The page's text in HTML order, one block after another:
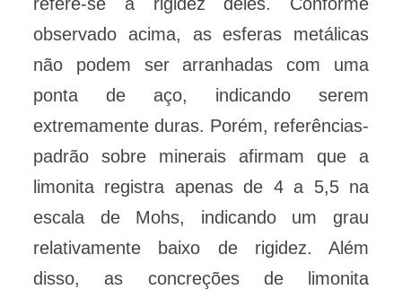
observado acima, as esferas metálicas
não podem ser arranhadas com uma
ponta de aço, indicando serem
extremamente duras. Porém, referências-
padrão sobre minerais afirmam que a
limonita registra apenas de 4 a 5,5 na
escala de Mohs, indicando um grau
relativamente baixo de rigidez. Além
disso, as concreções de limonita